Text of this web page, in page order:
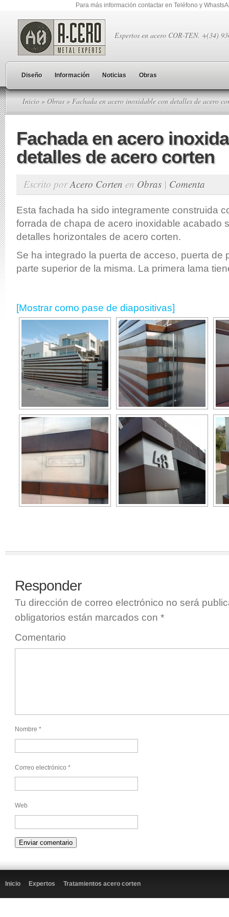
Para más información contactar en Teléfono y
Expertos en acero COR-TEN. +(34)
Diseño Información Noticias Obras
Inicio » Obras» Fachada en acero inoxidable con detalles de acero
Fachada en acero
detalles de acero corten
Escrito porAcero Corten en Obras | Comenta
Esta fachada ha sido integramente construida
forrada de chapa de acero inoxidable acabado
detalles horizontales de acero corten.
Se ha integrado la puerta de acceso, puerta de
parte superior de la misma. La primera lama
[Mostrar como pase de diapositivas]
Responder
Tu dirección de correo electrónico no será
obligatorios están marcados con *
Comentario
Nombre *
Correo electrónico *
Web
Inicio Expertos Tratamientos acero corten